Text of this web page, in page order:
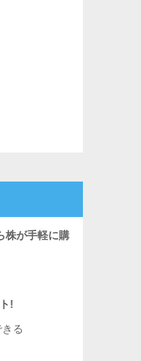
株が手軽に購
!
る